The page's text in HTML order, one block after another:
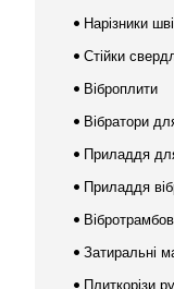
Нарізники
Стійки
Віброплити
Вібратори
Приладдя
Приладдя
Затиральні
Плиткорізи